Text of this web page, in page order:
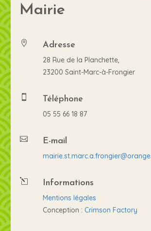
Mairie
 Adresse
28 Rue de la Planchette,
23200 Saint-Marc-à-Frongier
 Téléphone
05 55 66 18 87
 E-mail
l Informations
Mentions légales
Conception : Crimson Factory